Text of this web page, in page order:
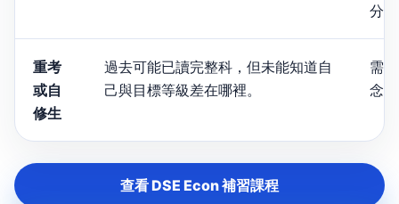
分
重考
或自
修生
過去可能已讀完整科，但未能知道自
己與目標等級差在哪裡。
需
念
查看 DSE Econ 補習課程